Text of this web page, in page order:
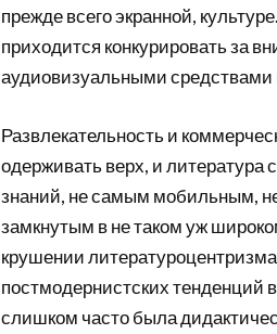
прежде всего экранной,
приходится конкурировать за
аудиовизуальными
Развлекательность и
одерживать верх, и литература
знаний, не самым мобильным,
замкнутым в не таком уж
крушении
постмодернистских тенденций
слишком часто была